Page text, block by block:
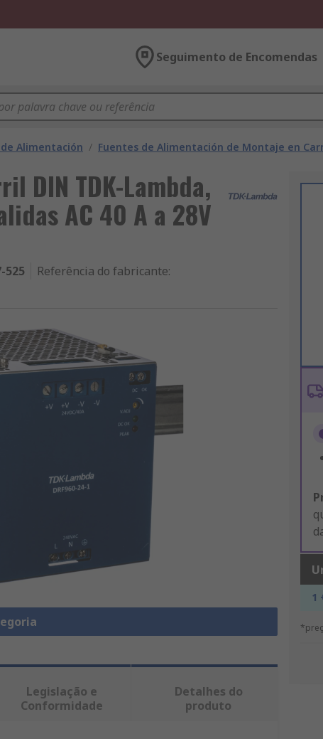
Seguimento de Encomendas
Alimentación / Fuentes de Alimentación de Montaje en
DIN TDK-Lambda,
AC 40 A a 28V
525 Referência do fabricante:
1
Legislação e
Conformidade
Detalhes do
produto